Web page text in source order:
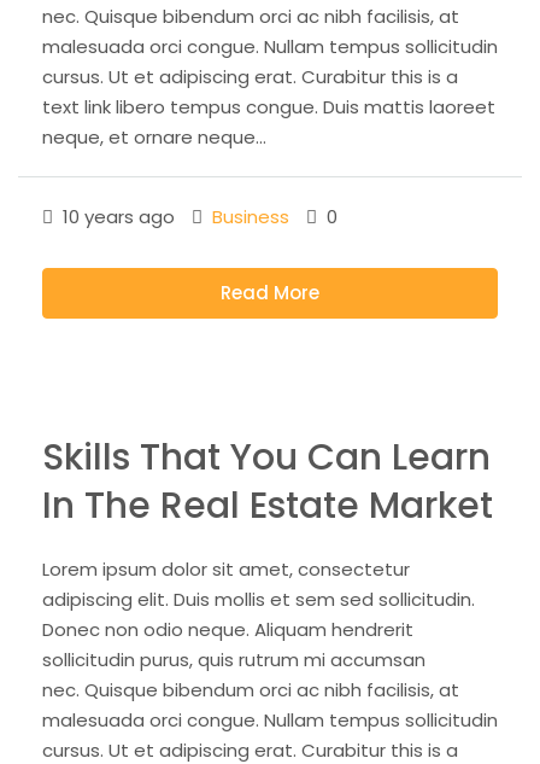
nec. Quisque bibendum orci ac nibh facilisis, at
malesuada orci congue. Nullam tempus sollicitudin
cursus. Ut et adipiscing erat. Curabitur this is a
text link libero tempus congue. Duis mattis laoreet
neque, et ornare neque...
10 years ago Business 0
Read More
Skills That You Can Learn
In The Real Estate Market
Lorem ipsum dolor sit amet, consectetur
adipiscing elit. Duis mollis et sem sed sollicitudin.
Donec non odio neque. Aliquam hendrerit
sollicitudin purus, quis rutrum mi accumsan
nec. Quisque bibendum orci ac nibh facilisis, at
malesuada orci congue. Nullam tempus sollicitudin
cursus. Ut et adipiscing erat. Curabitur this is a